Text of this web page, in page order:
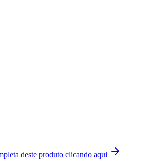
deste produto clicando aqui